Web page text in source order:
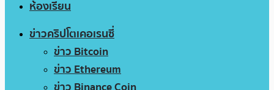
ห้องเรียน
ข่าวคริปโตเคอเรนซี่
ข่าว Bitcoin
ข่าว Ethereum